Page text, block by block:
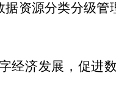
据资源分类分级管
经济发展 ， 促进